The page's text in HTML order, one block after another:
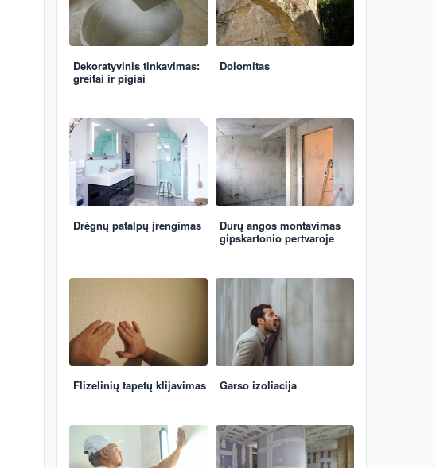
Dekoratyvinis tinkavimas:
greitai ir pigiai
Dolomitas
Drėgnų patalpų įrengimas
Durų angos montavimas
gipskartonio pertvaroje
Flizelinių tapetų klijavimas Garso izoliacija